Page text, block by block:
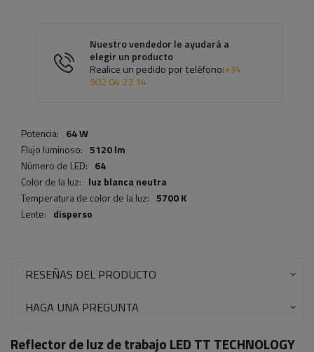
Nuestro vendedor le ayudará a
elegir un producto
Realice un pedido por teléfono:+34
902 04 22 14
Potencia: 64 W
Flujo luminoso: 5120 lm
Número de LED: 64
Color de la luz: luz blanca neutra
Temperatura de color de la luz: 5700 K
Lente: disperso
RESEÑAS DEL PRODUCTO
HAGA UNA PREGUNTA
Reflector de luz de trabajo LED TT TECHNOLOGY